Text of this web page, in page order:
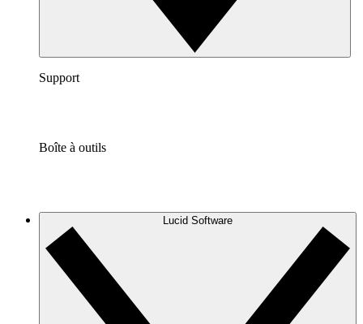
Support
Boîte à outils
Lucid Software